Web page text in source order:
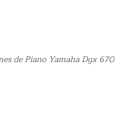
de Piano Yamaha Dgx 670